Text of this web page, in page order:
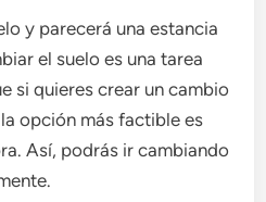
y parecerá una estancia
el suelo es una tarea
si quieres crear un cambio
opción más factible es
Así, podrás ir cambiando